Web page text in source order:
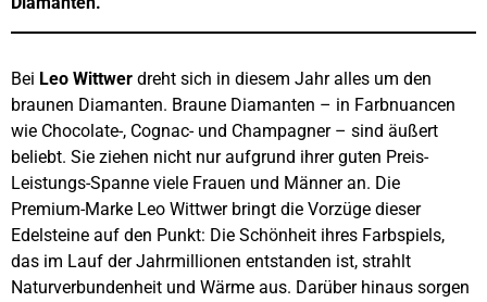
Bei Leo Wittwer dreht sich in diesem Jahr alles um den
braunen Diamanten. Braune Diamanten – in Farbnuancen
wie Chocolate-, Cognac- und Champagner – sind äußert
beliebt. Sie ziehen nicht nur aufgrund ihrer guten Preis-
Leistungs-Spanne viele Frauen und Männer an. Die
Premium-Marke Leo Wittwer bringt die Vorzüge dieser
Edelsteine auf den Punkt: Die Schönheit ihres Farbspiels,
das im Lauf der Jahrmillionen entstanden ist, strahlt
Naturverbundenheit und Wärme aus. Darüber hinaus sorgen